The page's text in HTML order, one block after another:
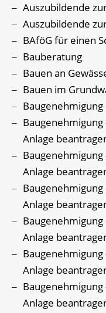
Auszubildende
Auszubildende
BAföG für einen
Bauberatung
Bauen an
Bauen im
Anlage
Anlage
Anlage
Anlage
Anlage
Anlage